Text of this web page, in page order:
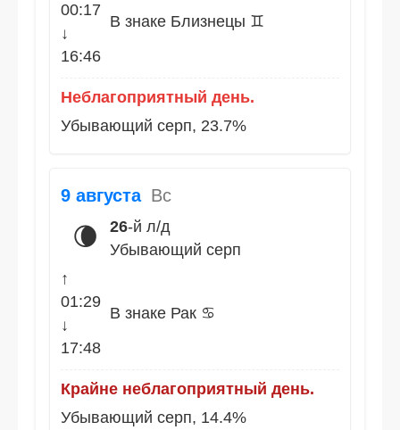
00:17
↓
16:46
В знаке Близнецы ♊
Неблагоприятный день.
Убывающий серп, 23.7%
9 августа Вс
🌘 26-й л/д
Убывающий серп
↑
01:29
↓
17:48
В знаке Рак ♋
Крайне неблагоприятный день.
Убывающий серп, 14.4%